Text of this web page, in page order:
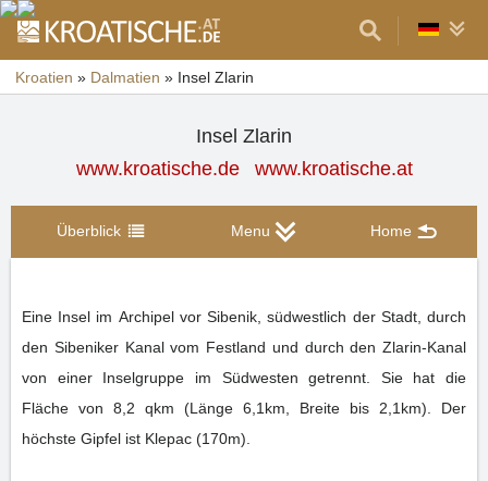
Kroatien » Dalmatien » Insel Zlarin
Insel Zlarin
www.kroatische.de
www.kroatische.at
Überblick Menu Home
Eine Insel im Archipel vor Sibenik, südwestlich der Stadt, durch
den Sibeniker Kanal vom Festland und durch den Zlarin-Kanal
von einer Inselgruppe im Südwesten getrennt. Sie hat die
Fläche von 8,2 qkm (Länge 6,1km, Breite bis 2,1km). Der
höchste Gipfel ist Klepac (170m).